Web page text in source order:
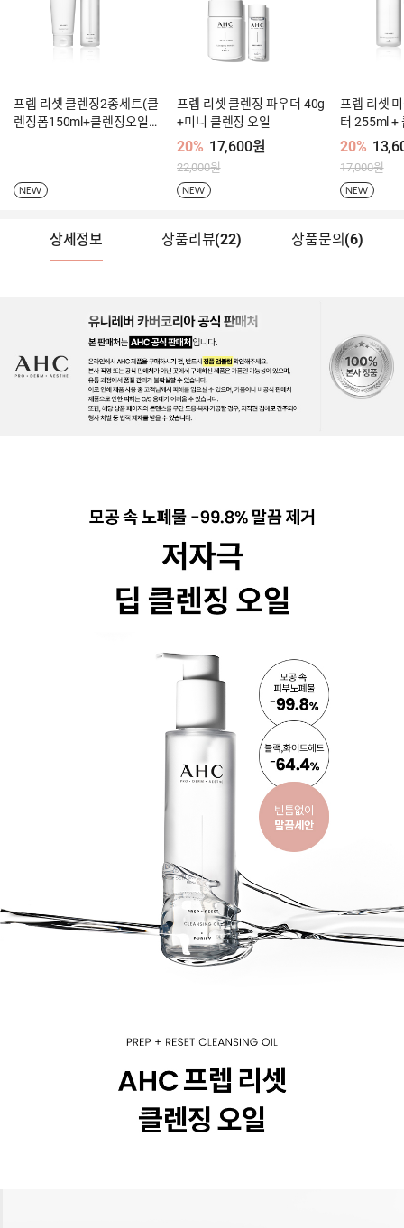
프렙 리셋 클렌징2종세트(클
렌징폼150ml+클렌징오일12
NEW
프렙 리셋 클렌징 파우더 40g
+미니 클렌징 오일
20% 17,600원
22,000원
NEW
프렙 리셋
터 255ml +
20%
17,000원
NEW
상세정보 상품리뷰(22) 상품문의 (6)